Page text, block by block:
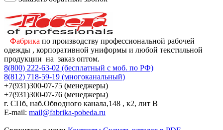
Фабрика по производству профессиональной рабочей
одежды , корпоративной униформы и любой текстильной
продукции на заказ оптом.
8(800) 222-63-02 (бесплатный с моб. по РФ)
8(812) 718-59-19 (многоканальный)
+7(931)300-07-75 (менеджеры)
+7(931)300-07-76 (менеджеры)
г. СПб, наб.Обводного канала,148 , к2, лит В
E-mail: mail@fabrika-pobeda.ru